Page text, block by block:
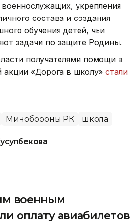
укрепления
состава и создания
обучения детей, чьи
задачи по защите Родины.
получателями помощи в
акции «Дорога в школу» стали
Минобороны РК школа
военным
оплату авиабилетов